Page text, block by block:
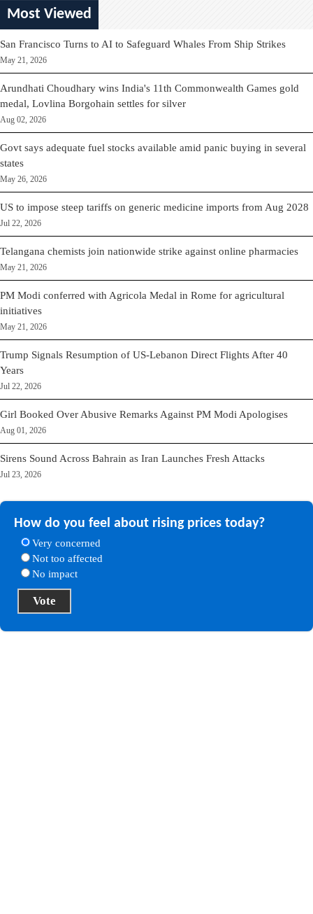
Most Viewed
San Francisco Turns to AI to Safeguard Whales From Ship Strikes
May 21, 2026
Arundhati Choudhary wins India's 11th Commonwealth Games gold
medal, Lovlina Borgohain settles for silver
Aug 02, 2026
Govt says adequate fuel stocks available amid panic buying in several
states
May 26, 2026
US to impose steep tariffs on generic medicine imports from Aug 2028
Jul 22, 2026
Telangana chemists join nationwide strike against online pharmacies
May 21, 2026
PM Modi conferred with Agricola Medal in Rome for agricultural
initiatives
May 21, 2026
Trump Signals Resumption of US-Lebanon Direct Flights After 40
Years
Jul 22, 2026
Girl Booked Over Abusive Remarks Against PM Modi Apologises
Aug 01, 2026
Sirens Sound Across Bahrain as Iran Launches Fresh Attacks
Jul 23, 2026
How do you feel about rising prices today?
Very concerned
Not too affected
No impact